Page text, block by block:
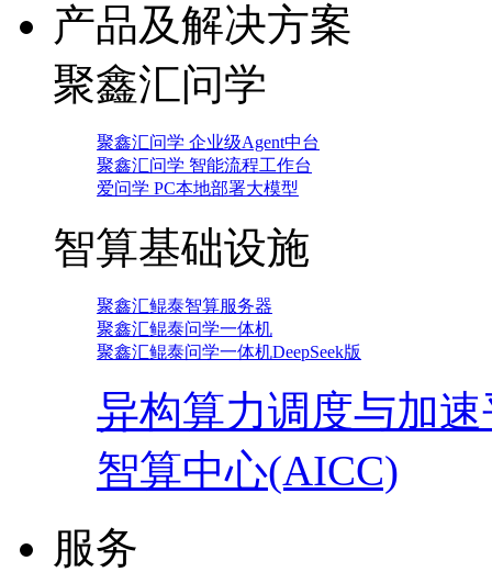
产品及解决方案
聚鑫汇问学
聚鑫汇问学 企业级Agent中台
聚鑫汇问学 智能流程工作台
爱问学 PC本地部署大模型
智算基础设施
聚鑫汇鲲泰智算服务器
聚鑫汇鲲泰问学一体机
聚鑫汇鲲泰问学一体机DeepSeek版
异构算力调度与加
智算中心(AICC)
服务